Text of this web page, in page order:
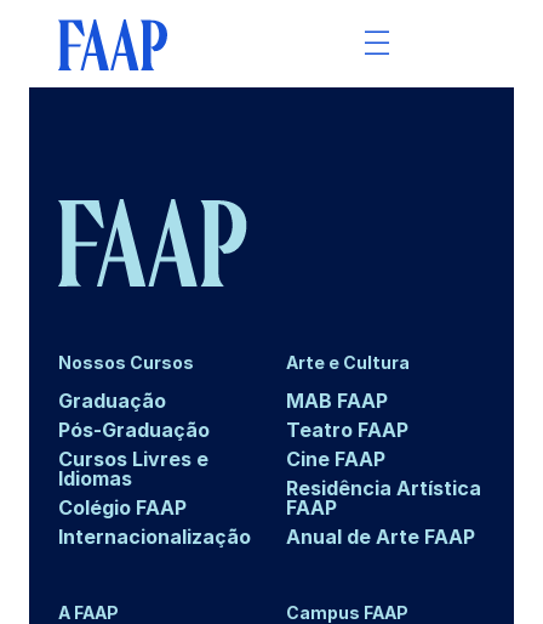
Nossos Cursos
Graduação
Pós-Graduação
Cursos Livres e
Idiomas
Colégio FAAP
Internacionalização
Arte e Cultura
MAB FAAP
Teatro FAAP
Cine FAAP
Residência Artística
FAAP
Anual de Arte FAAP
A FAAP Campus FAAP